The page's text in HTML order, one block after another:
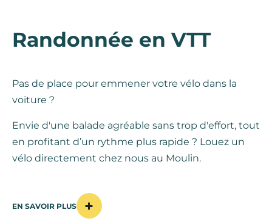
Randonnée en VTT
Pas de place pour emmener votre vélo dans la
voiture ?
Envie d'une balade agréable sans trop d'effort, tout
en profitant d’un rythme plus rapide ? Louez un
vélo directement chez nous au Moulin.
EN SAVOIR PLUS